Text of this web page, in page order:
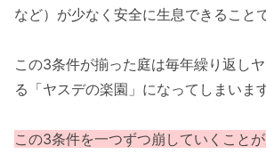
など）が少なく安全に生息できることで
この3条件が揃った庭は毎年繰り返し
る「ヤスデの楽園」になってしまいます
この3条件を一つずつ崩していくこと